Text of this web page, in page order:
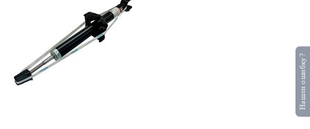
Нашли ошибку?